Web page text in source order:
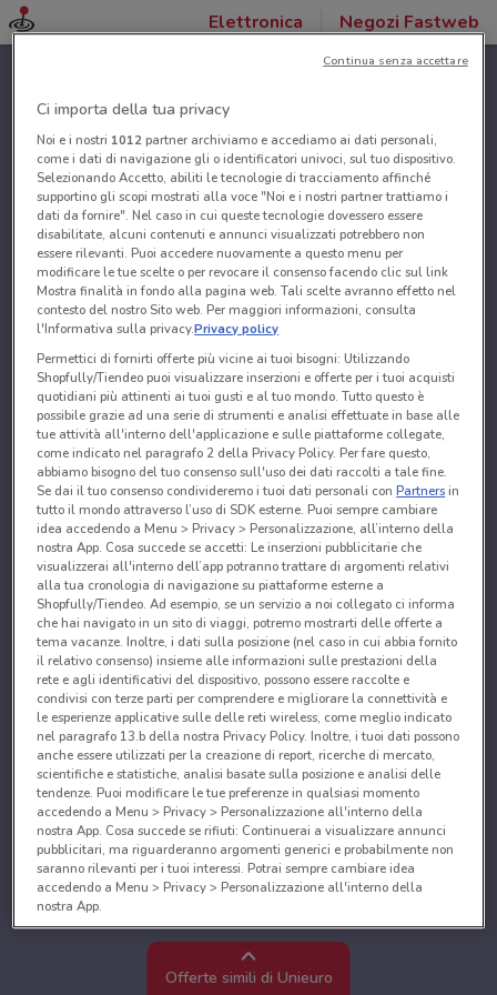
Elettronica Negozi Fastweb
Offerte simili di Unieuro
Ci importa della tua privacy
Noi e i nostri 1012partner archiviamo e accediamo ai dati personali,
come i dati di navigazione gli o identificatori univoci, sul tuo dispositivo.
Selezionando Accetto, abiliti le tecnologie di tracciamento affinché
supportino gli scopi mostrati alla voce "Noi e i nostri partner trattiamo i
dati da fornire". Nel caso in cui queste tecnologie dovessero essere
disabilitate, alcuni contenuti e annunci visualizzati potrebbero non
essere rilevanti. Puoi accedere nuovamente a questo menu per
modificare le tue scelte o per revocare il consenso facendo clic sul link
Mostra finalità in fondo alla pagina web. Tali scelte avranno effetto nel
contesto del nostro Sito web. Per maggiori informazioni, consulta
l'Informativa sulla privacy.Privacy policy
Permettici di fornirti offerte più vicine ai tuoi bisogni: Utilizzando
Shopfully/Tiendeo puoi visualizzare inserzioni e offerte per i tuoi acquisti
quotidiani più attinenti ai tuoi gusti e al tuo mondo. Tutto questo è
possibile grazie ad una serie di strumenti e analisi effettuate in base alle
tue attività all'interno dell'applicazione e sulle piattaforme collegate,
come indicato nel paragrafo 2 della Privacy Policy. Per fare questo,
abbiamo bisogno del tuo consenso sull'uso dei dati raccolti a tale fine.
Se dai il tuo consenso condivideremo i tuoi dati personali conPartnersin
tutto il mondo attraverso l’uso di SDK esterne. Puoi sempre cambiare
idea accedendo a Menu > Privacy > Personalizzazione, all’interno della
nostra App. Cosa succede se accetti: Le inserzioni pubblicitarie che
visualizzerai all'interno dell’app potranno trattare di argomenti relativi
alla tua cronologia di navigazione su piattaforme esterne a
Shopfully/Tiendeo. Ad esempio, se un servizio a noi collegato ci informa
che hai navigato in un sito di viaggi, potremo mostrarti delle offerte a
tema vacanze. Inoltre, i dati sulla posizione (nel caso in cui abbia fornito
il relativo consenso) insieme alle informazioni sulle prestazioni della
rete e agli identificativi del dispositivo, possono essere raccolte e
condivisi con terze parti per comprendere e migliorare la connettività e
le esperienze applicative sulle delle reti wireless, come meglio indicato
nel paragrafo 13.b della nostra Privacy Policy. Inoltre, i tuoi dati possono
anche essere utilizzati per la creazione di report, ricerche di mercato,
scientifiche e statistiche, analisi basate sulla posizione e analisi delle
tendenze. Puoi modificare le tue preferenze in qualsiasi momento
accedendo a Menu > Privacy > Personalizzazione all'interno della
nostra App. Cosa succede se rifiuti: Continuerai a visualizzare annunci
pubblicitari, ma riguarderanno argomenti generici e probabilmente non
saranno rilevanti per i tuoi interessi. Potrai sempre cambiare idea
accedendo a Menu > Privacy > Personalizzazione all'interno della
nostra App.
Noi e i nostri partner trattiamo i dati per fornire:
Utilizzare dati di geolocalizzazione precisi. Scansione attiva delle
caratteristiche del dispositivo ai fini dell’identificazione. Archiviare
Continua senza accettare